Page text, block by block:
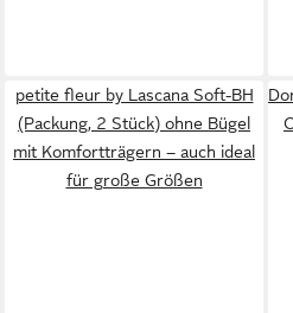
petite fleur by Lascana Soft-BH
(Packung, 2 Stück) ohne Bügel
mit Komfortträgern – auch ideal
für große Größen